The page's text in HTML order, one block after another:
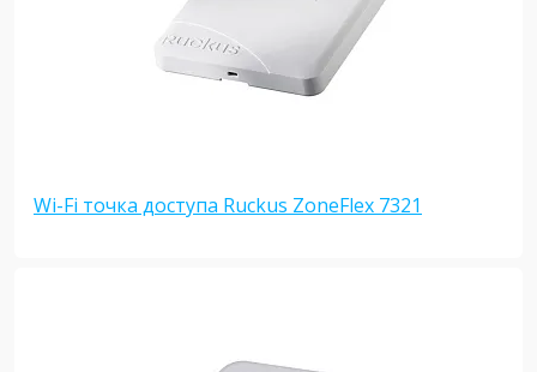
Wi-Fi точка доступа Ruckus ZoneFlex 7321